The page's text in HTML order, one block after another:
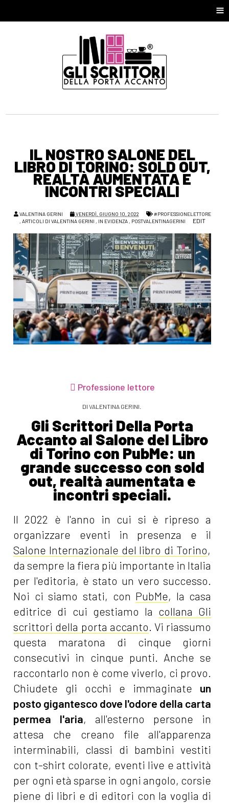
≡
IL NOSTRO SALONE DEL
LIBRO DI TORINO: SOLD OUT,
REALTÀ AUMENTATA E
INCONTRI SPECIALI
VALENTINA GERINI VENERDÌ, GIUGNO 10, 2022
#PROFESSIONELETTORE
, ARTICOLI DI VALENTINA GERINI , IN EVIDENZA, POSTVALENTINAGERINI EDIT
Professione lettore
DI VALENTINA GERINI.
Gli Scrittori Della Porta
Accanto al Salone del Libro
di Torino con PubMe: un
grande successo con sold
out, realtà aumentata e
incontri speciali.
Il 2022 è l'anno in cui si è ripreso a
organizzare eventi in presenza e il
Salone Internazionale del libro di Torino,
da sempre la fiera più importante in Italia
per l'editoria, è stato un vero successo.
Noi ci siamo stati, con PubMe, la casa
editrice di cui gestiamo la collana Gli
scrittori della porta accanto. Vi riassumo
questa maratona di cinque giorni
consecutivi in cinque punti. Anche se
raccontarlo non è come viverlo, ci provo.
Chiudete gli occhi e immaginate un
posto gigantesco dove l'odore della carta
permea l'aria, all'esterno persone in
attesa che creano file all'apparenza
interminabili, classi di bambini vestiti
con t-shirt colorate, eventi live e attività
per ogni età sparse in ogni angolo, corsie
piene di libri e di editori con la voglia di